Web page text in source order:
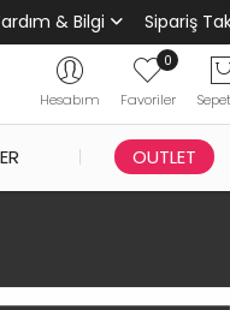
& Bilgi Sipariş
Hesabım
0
Favoriler
OUTLET